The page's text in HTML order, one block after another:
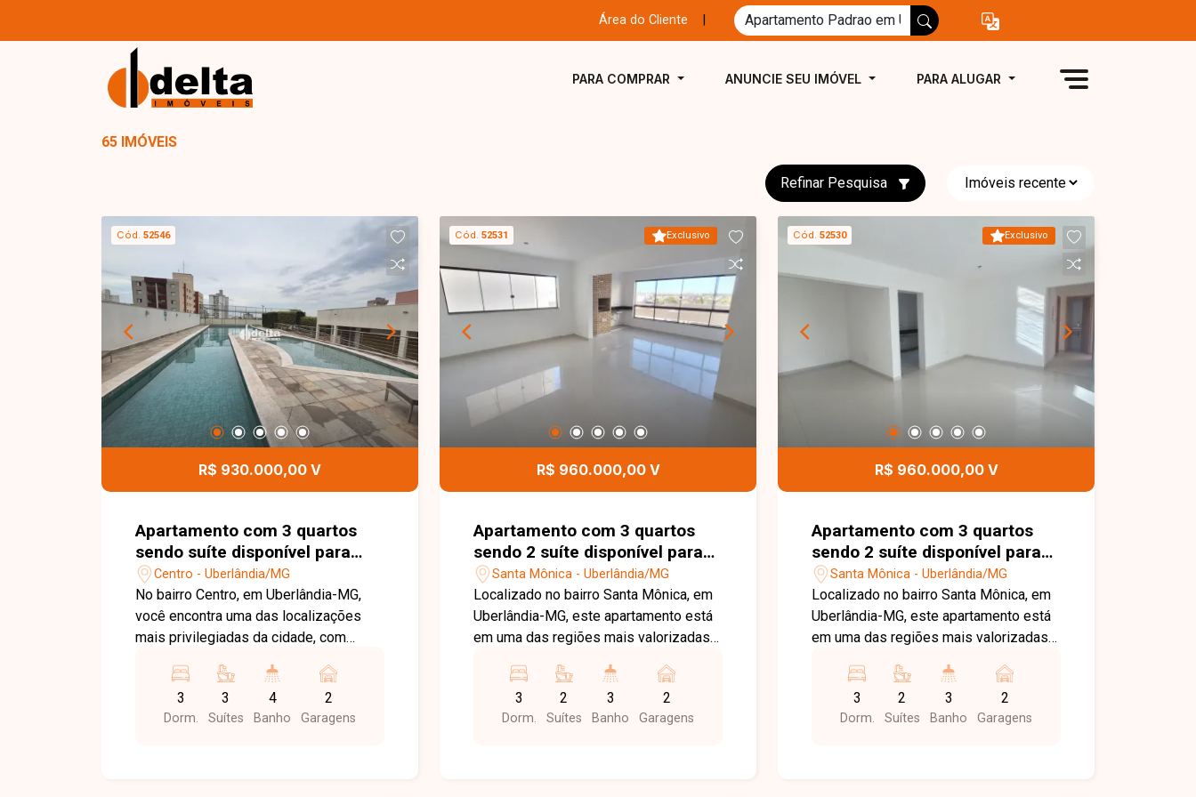
Área do Cliente
PARA COMPRAR ANUNCIE SEU IMÓVEL PARA ALUGAR
65 IMÓVEIS
Refinar Pesquisa
Cód. 52546
R$ 930.000,00 V
Apartamento com 3 quartos
sendo suíte disponível para
venda no bairro Centro em
Uberlândia-MG
Centro - Uberlândia/MG
No bairro Centro, em Uberlândia-MG,
você encontra uma das localizações
mais privilegiadas da cidade, com
principais avenidas e uma ampla
variedade de comércios, restaurantes,
escolas, hospitais e serviços,
3
Dorm.
3
Suítes
4
Banho
2
Garagens
Exclusivo
Cód. 52531
R$ 960.000,00 V
Apartamento com 3 quartos
sendo 2 suíte disponível para
venda no bairro Santa Mônica
em Uberlândia-MG
Santa Mônica - Uberlândia/MG
Localizado no bairro Santa Mônica, em
Uberlândia-MG, este apartamento está
em uma das regiões mais valorizadas e
acesso às principais avenidas e
proximidade com a Universidade
Federal de Uberlândia, supermercados,
3
Dorm.
2
Suítes
3
Banho
2
Garagens
Exclusivo
Cód. 52530
R$ 960.000,00 V
Apartamento com 3 quartos
sendo 2 suíte disponível para
venda no bairro Santa Mônica
em Uberlândia-MG
Santa Mônica - Uberlândia/MG
Localizado no bairro Santa Mônica, em
Uberlândia-MG, este apartamento está
em uma das regiões mais valorizadas e
acesso às principais avenidas, além de
estar próximo à Universidade Federal
de Uberlândia, supermercados, escolas,
3
Dorm.
2
Suítes
3
Banho
2
Garagens